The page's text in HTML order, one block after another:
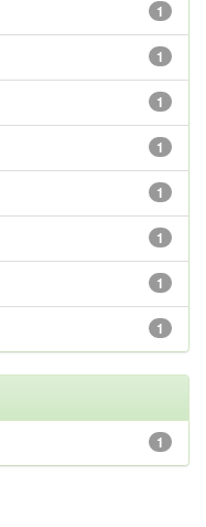
1
1
1
1
1
1
1
1
1